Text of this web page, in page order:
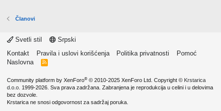
Članovi
Svetli stil
Srpski
Kontakt
Pravila i uslovi korišćenja Politika privatnosti
Pomoć
Naslovna
R
Community platform by XenForo® © 2010-2025 XenForo Ltd. Copyright © Krstarica
d.o.o. 1999-2026. Sva prava zadržana. Zabranjena je reprodukcija u celini i u delovima
bez dozvole.
Krstarica ne snosi odgovornost za sadržaj poruka.